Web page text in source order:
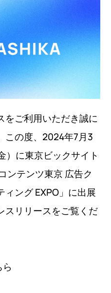
をご利用いただき誠に
この度、2024年7月3
）に東京ビックサイト
ンテンツ東京 広告ク
ィング EXPO」に出展
スリリースをご覧くだ